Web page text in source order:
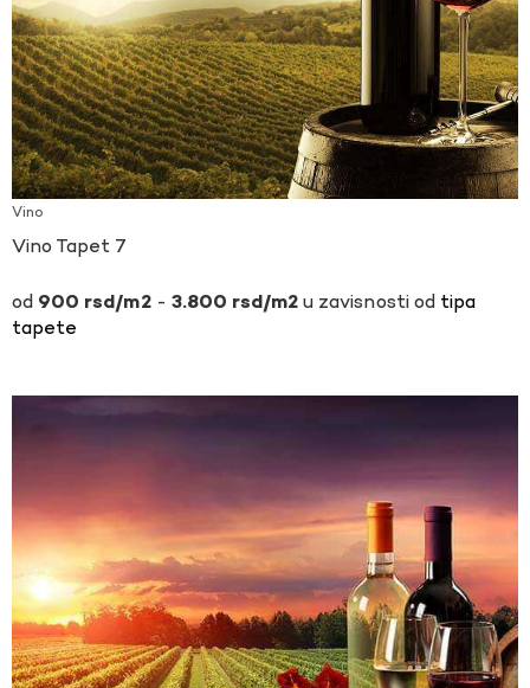
Vino
Vino Tapet 7
900 rsd - 3.800 rsd u zavisnosti od tipa
tapete